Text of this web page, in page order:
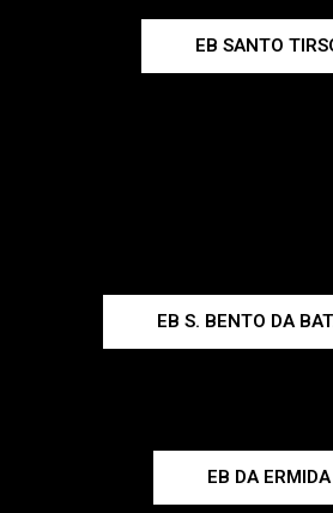
EB SANTO
EB S. BENTO DA
EB DA ERMIDA